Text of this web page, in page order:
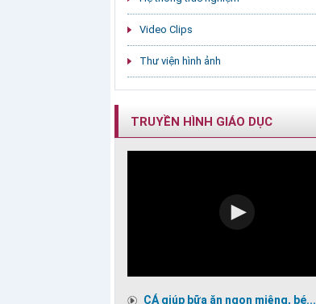
Video Clips
Thư viện hình ảnh
TRUYỀN HÌNH GIÁO DỤC
CÁ giúp bữa ăn ngon miệng, bé...